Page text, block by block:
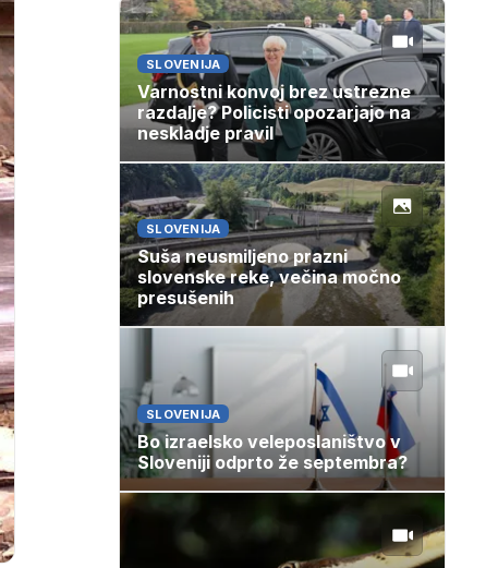
SLOVENIJA
Varnostni konvoj brez ustrezne
razdalje? Policisti opozarjajo na
neskladje pravil
SLOVENIJA
Suša neusmiljeno prazni
slovenske reke, večina močno
presušenih
SLOVENIJA
Bo izraelsko veleposlaništvo v
Sloveniji odprto že septembra?